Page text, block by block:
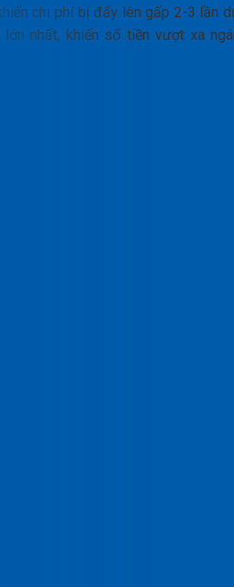
chi phí bị đẩy lên gấp 2-3 lần
lớn nhất, khiến số tiền vượt xa